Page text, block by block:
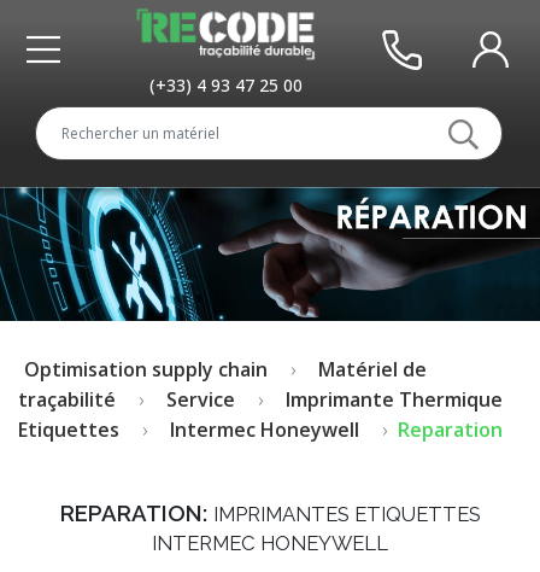
(+33) 4 93 47 25 00
Optimisation supply chain
Matériel de
traçabilité
Service
Imprimante Thermique
Etiquettes
Intermec Honeywell Reparation
REPARATION: IMPRIMANTES ETIQUETTES
INTERMEC HONEYWELL